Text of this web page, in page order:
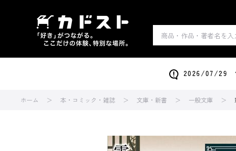
2026/07/29
ホーム 本・コミック・雑誌 文庫・新書 一般文庫